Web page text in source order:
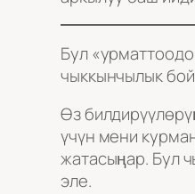
Бул
чыккынчылык
Өз
үчүн мени
жатасыңар. Бул
эле.